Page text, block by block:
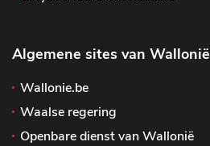
Algemene sites van Wallonië
Wallonie.be
Waalse regering
Openbare dienst van Wallonië